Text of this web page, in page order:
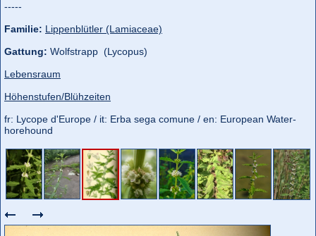
-----
Familie: Lippenblütler (Lamiaceae)
Gattung: Wolfstrapp (Lycopus)
Lebensraum
Höhenstufen/Blühzeiten
fr: Lycope d'Europe / it: Erba sega comune / en: European Water-
horehound